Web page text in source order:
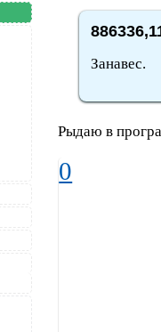
Занавес.
Рыдаю в
0